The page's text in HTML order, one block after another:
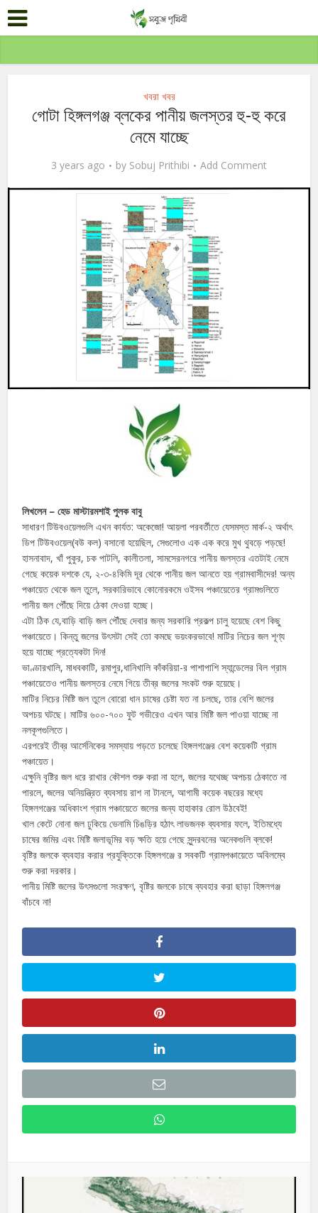
খবরা খবর
গোটা হিঙ্গলগঞ্জ ব্লকের পানীয় জলস্তর হু-হু করে
নেমে যাচ্ছে
3 years ago by Sobuj Prithibi Add Comment
লিখলেন – হেড মাস্টারমশাই পুলক বাবু
সাধারণ টিউবওয়েলগুলি এখন কার্যত: অকেজো! আয়লা পরবর্তীতে যেসমস্ত মার্ক-২ অর্থাৎ
ডিপ টিউবওয়েল(বউ কল) বসানো হয়েছিল, সেগুলোও এক এক করে মুখ থুবড়ে পড়ছে!
হাসনাবাদ, খাঁ পুকুর, চক পাটলি, কালীতলা, সামসেরনগরে পানীয় জলস্তর এতটাই নেমে
গেছে কয়েক দশকে যে, ২-৩-৪কিমি দূর থেকে পানীয় জল আনতে হয় গ্রামবাসীদের! অন্য
পঞ্চায়েত থেকে জল তুলে, সরকারিভাবে কোনোরকমে ওইসব পঞ্চায়েতের গ্রামগুলিতে
পানীয় জল পৌঁছে দিয়ে ঠেকা দেওয়া হচ্ছে।
এটা ঠিক যে,বাড়ি বাড়ি জল পৌঁছে দেবার জন্য সরকারি প্রকল্প চালু হয়েছে বেশ কিছু
পঞ্চায়েতে। কিন্তু জলের উৎসটা সেই তো কমছে ভয়ংকরভাবে! মাটির নিচের জল শূণ্য
হয়ে যাচ্ছে প্রত্যেকটা দিন!
ভাণ্ডারখালি, মাধবকাটি, রমাপুর,ধানিখালি কাঁকরিয়া-র পাশাপাশি স্যান্ডেলের বিল গ্রাম
পঞ্চায়েতেও পানীয় জলস্তর নেমে গিয়ে তীব্র জলের সংকট শুরু হয়েছে।
মাটির নিচের মিষ্টি জল তুলে বোরো ধান চাষের চেষ্টা যত না চলছে, তার বেশি জলের
অপচয় ঘটছে। মাটির ৬০০-৭০০ ফুট গভীরেও এখন আর মিষ্টি জল পাওয়া যাচ্ছে না
নলকূপগুলিতে।
এরপরেই তীব্র আর্সেনিকের সমস্যায় পড়তে চলেছে হিঙ্গলগঞ্জের বেশ কয়েকটি গ্রাম
পঞ্চায়েত।
এক্ষুনি বৃষ্টির জল ধরে রাখার কৌশল শুরু করা না হলে, জলের যথেচ্ছ অপচয় ঠেকাতে না
পারলে, জলের অনিয়ন্ত্রিত ব্যবসায় রাশ না টানলে, আগামী কয়েক বছরের মধ্যে
হিঙ্গলগঞ্জের অধিকাংশ গ্রাম পঞ্চায়েতে জলের জন্য হাহাকার রোল উঠবেই!
খাল কেটে নোনা জল ঢুকিয়ে ভেনামি চিঙড়ির হঠাৎ লাভজনক ব্যবসার ফলে, ইতিমধ্যে
চাষের জমির এবং মিষ্টি জলাভূমির বড় ক্ষতি হয়ে গেছে সুন্দরবনের অনেকগুলি ব্লকে!
বৃষ্টির জলকে ব্যবহার করার প্রযুক্তিকে হিঙ্গলগঞ্জে র সবকটি গ্রামপঞ্চায়েতে অবিলম্বে
শুরু করা দরকার।
পানীয় মিষ্টি জলের উৎসগুলো সংরক্ষণ, বৃষ্টির জলকে চাষে ব্যবহার করা ছাড়া হিঙ্গলগঞ্জ
বাঁচবে না!